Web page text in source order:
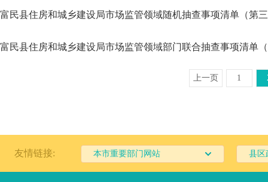
富民县住房和城乡建设局市场监管领域随机抽查事项清单（第
富民县住房和城乡建设局市场监管领域部门联合抽查事项清单
上一页 1
友情链接: 本市重要部门网站 县区